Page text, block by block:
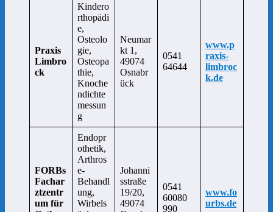
Praxis
Limbro
ck
Kindero
rthopädi
e,
Osteolo
gie,
Osteopa
thie,
Knoche
ndichte
messun
g
Neumar
kt 1,
49074
Osnabr
ück
0541
64644
www.p
raxis-
limbroc
k.de
FORBs
Fachar
ztzentr
um für
Endopr
othetik,
Arthros
e-
Behandl
ung,
Wirbels
Johanni
sstraße
19/20,
49074
0541
60080
990
www.fo
urbs.de